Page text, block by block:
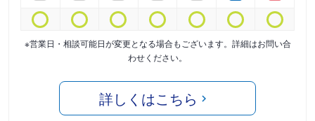
※営業日・相談可能日が変更となる場合もございます。詳細はお問い合
わせください。
詳しくはこちら